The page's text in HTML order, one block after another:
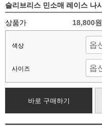
슬리브리스 민소매 레이스 나시
상품가 18,800원
색상
사이즈
바로 구매하기